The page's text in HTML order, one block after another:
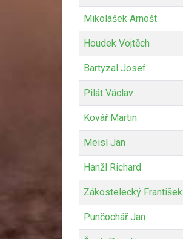
Mikolášek Arnošt
Houdek Vojtěch
Bartyzal Josef
Pilát Václav
Kovář Martin
Meisl Jan
Hanžl Richard
Zákostelecký František
Punčochář Jan